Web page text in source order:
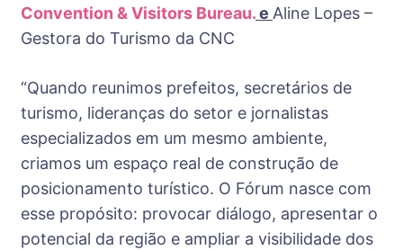
Convention & Visitors Bureau.e Aline Lopes –
Gestora do Turismo da CNC
“Quando reunimos prefeitos, secretários de
turismo, lideranças do setor e jornalistas
especializados em um mesmo ambiente,
criamos um espaço real de construção de
posicionamento turístico. O Fórum nasce com
esse propósito: provocar diálogo, apresentar o
potencial da região e ampliar a visibilidade dos